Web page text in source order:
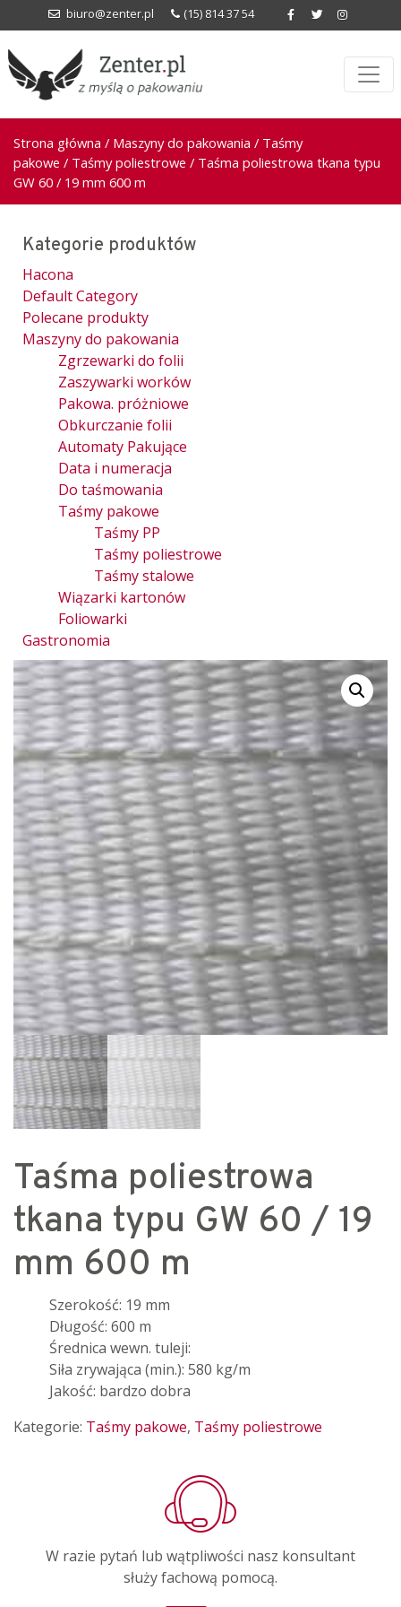
biuro@zenter.pl (15) 814 37 54
Strona główna / Maszyny do pakowania / Taśmy
pakowe / Taśmy poliestrowe / Taśma poliestrowa tkana typu
GW 60 / 19 mm 600 m
Kategorie produktów
Hacona
Default Category
Polecane produkty
Maszyny do pakowania
Zgrzewarki do folii
Zaszywarki worków
Pakowa. próżniowe
Obkurczanie folii
Automaty Pakujące
Data i numeracja
Do taśmowania
Taśmy pakowe
Taśmy PP
Taśmy poliestrowe
Taśmy stalowe
Wiązarki kartonów
Foliowarki
Gastronomia
Taśma poliestrowa
tkana typu GW 60 / 19
mm 600 m
Szerokość: 19 mm
Długość: 600 m
Średnica wewn. tuleji:
Siła zrywająca (min.): 580 kg/m
Jakość: bardzo dobra
Kategorie: Taśmy pakowe, Taśmy poliestrowe
W razie pytań lub wątpliwości nasz konsultant
służy fachową pomocą.